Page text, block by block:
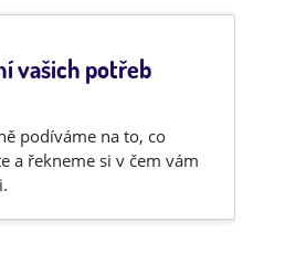
vašich potřeb
podíváme na to, co
a řekneme si v čem vám